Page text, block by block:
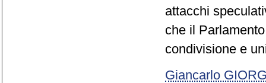
attacchi
che il
condivisione e
Giancarlo